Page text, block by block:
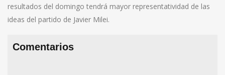
resultados del domingo tendrá mayor representatividad de las
ideas del partido de Javier Milei.
Comentarios